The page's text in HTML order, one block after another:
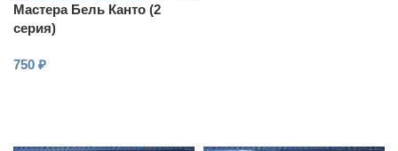
Мастера Бель Канто (2
серия)
750 ₽